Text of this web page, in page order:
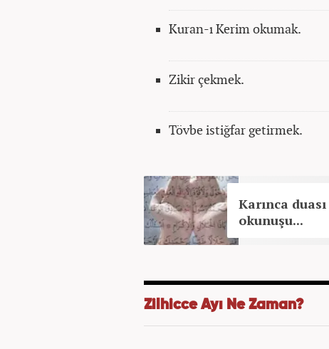
Kuran-ı Kerim okumak.
Zikir çekmek.
Tövbe istiğfar getirmek.
Karınca
okunuşu...
Zilhicce Ayı Ne Zaman?